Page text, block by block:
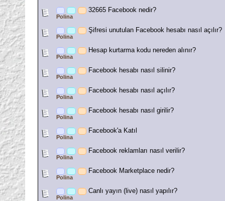
32665 Facebook nedir?
Polina
Şifresi unutulan Facebook hesabı nasıl açılır?
Polina
Hesap kurtarma kodu nereden alınır?
Polina
Facebook hesabı nasıl silinir?
Polina
Facebook hesabı nasıl açılır?
Polina
Facebook hesabı nasıl girilir?
Polina
Facebook'a Katıl
Polina
Facebook reklamları nasıl verilir?
Polina
Facebook Marketplace nedir?
Polina
Canlı yayın (live) nasıl yapılır?
Polina